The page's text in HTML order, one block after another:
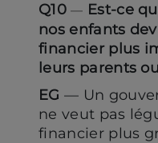
Q10— Est-ce
nos enfants
financier plus
leurs parents
EG — Un
ne veut pas
financier plus